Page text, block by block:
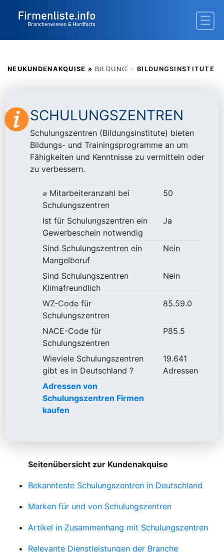
NEUKUNDENAKQUISE » BILDUNG » BILDUNGSINSTITUTE
SCHULUNGSZENTREN
Schulungszentren (Bildungsinstitute) bieten
Bildungs- und Trainingsprogramme an um
Fähigkeiten und Kenntnisse zu vermitteln oder
zu verbessern.
⌀ Mitarbeiteranzahl bei
Schulungszentren
50
Ist für Schulungszentren ein
Gewerbeschein notwendig
Ja
Sind Schulungszentren ein
Mangelberuf
Nein
Sind Schulungszentren
Klimafreundlich
Nein
WZ-Code für
Schulungszentren
85.59.0
NACE-Code für
Schulungszentren
P85.5
Wieviele Schulungszentren
gibt es in Deutschland ?
19.641
Adressen
Adressen von
Schulungszentren Firmen
kaufen
Seitenübersicht zur Kundenakquise
Bekannteste Schulungszentren in Deutschland
Marken für und von Schulungszentren
Artikel in Zusammenhang mit Schulungszentren
Relevante Dienstleistungen der Branche